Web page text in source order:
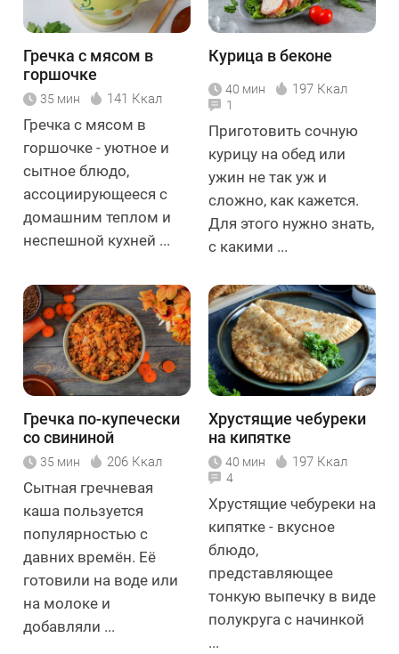
Гречка с мясом в
горшочке
35 мин 141 Ккал
Гречка с мясом в
горшочке - уютное и
сытное блюдо,
ассоциирующееся с
домашним теплом и
неспешной кухней ...
Курица в беконе
40 мин 197 Ккал
1
Приготовить сочную
курицу на обед или
ужин не так уж и
сложно, как кажется.
Для этого нужно знать,
с какими ...
Гречка по-купечески
со свининой
35 мин 206 Ккал
Сытная гречневая
каша пользуется
популярностью с
давних времён. Её
готовили на воде или
на молоке и
добавляли ...
Хрустящие чебуреки
на кипятке
40 мин 197 Ккал
4
Хрустящие чебуреки на
кипятке - вкусное
блюдо,
представляющее
тонкую выпечку в виде
полукруга с начинкой
...